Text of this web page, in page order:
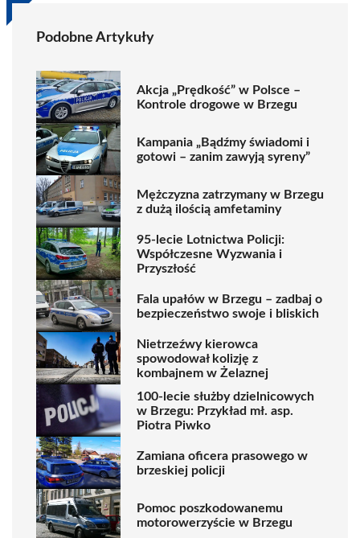
Podobne Artykuły
Akcja „Prędkość” w Polsce –
Kontrole drogowe w Brzegu
Kampania „Bądźmy świadomi i
gotowi – zanim zawyją syreny”
Mężczyzna zatrzymany w Brzegu
z dużą ilością amfetaminy
95-lecie Lotnictwa Policji:
Współczesne Wyzwania i
Przyszłość
Fala upałów w Brzegu – zadbaj o
bezpieczeństwo swoje i bliskich
Nietrzeźwy kierowca
spowodował kolizję z
kombajnem w Żelaznej
100-lecie służby dzielnicowych
w Brzegu: Przykład mł. asp.
Piotra Piwko
Zamiana oficera prasowego w
brzeskiej policji
Pomoc poszkodowanemu
motorowerzyście w Brzegu